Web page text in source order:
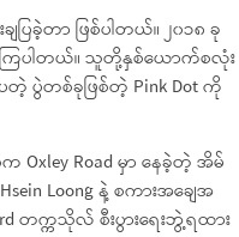
ခဲ့တာ ဖြစ်ပါတယ်။ ၂၀၁၈ ခု
ခဲ့ကြပါတယ်။ သူတို့နှစ်ယောက်စလုံး
တဲ့ ပွဲတစ်ခုဖြစ်တဲ့ Pink Dot ကို
Oxley Road မှာ နေခဲ့တဲ့ အိမ်
Loong နဲ့ စကားအချေအ
က္ကသိုလ် စီးပွားရေးဘွဲ့ရထား